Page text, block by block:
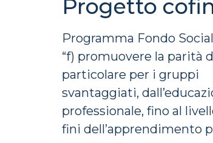
Progetto
Programma Fondo
“f) promuovere la parità
particolare per i gruppi
svantaggiati,
professionale, fino al
fini dell’apprendimento